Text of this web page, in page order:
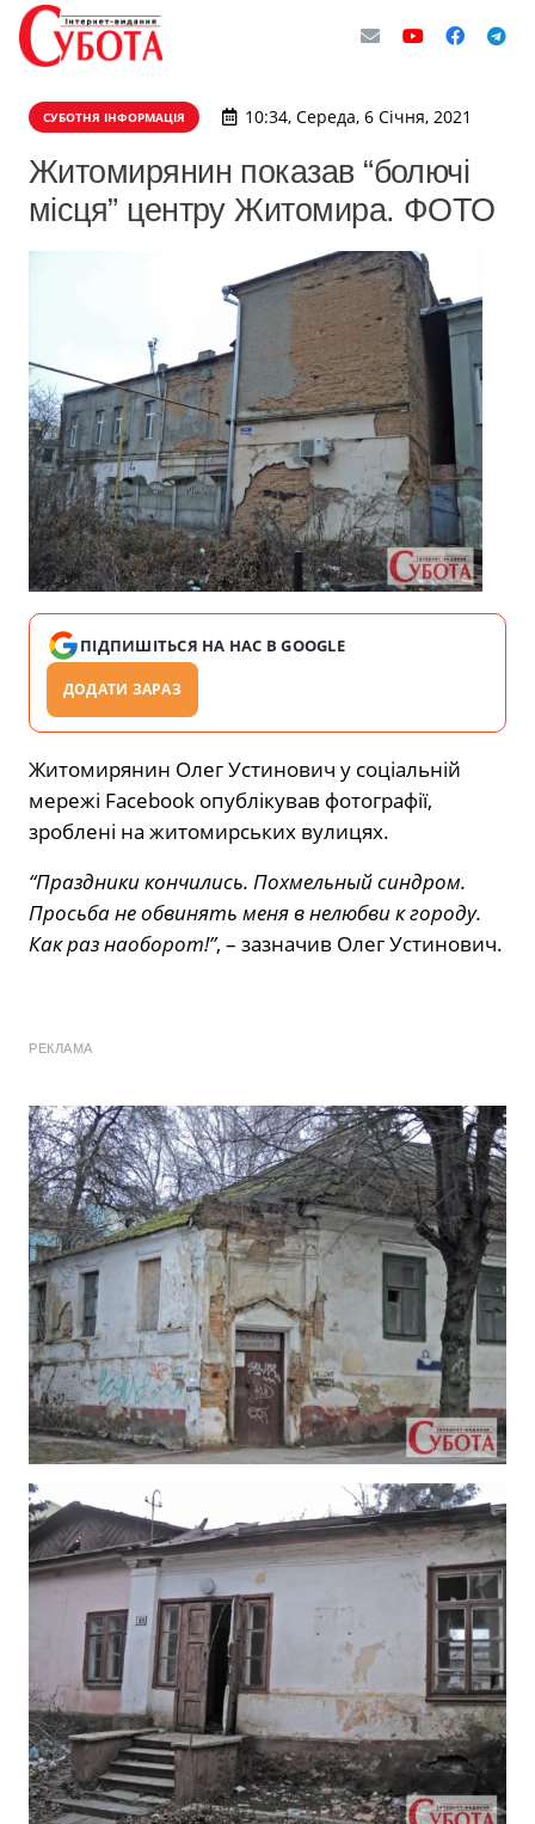
СУБОТНЯ ІНФОРМАЦІЯ 10:34, Середа, 6 Січня, 2021
Житомирянин показав “болючі
місця” центру Житомира. ФОТО
ПІДПИШІТЬСЯ НА НАС В GOOGLE
ДОДАТИ ЗАРАЗ
Житомирянин Олег Устинович у соціальній
мережі Facebook опублікував фотографії,
зроблені на житомирських вулицях.
“Праздники кончились. Похмельный синдром.
Просьба не обвинять меня в нелюбви к городу.
Как раз наоборот!”, – зазначив Олег Устинович.
РЕКЛАМА